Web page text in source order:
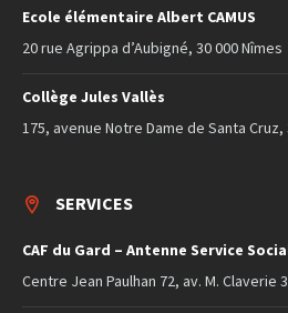
Ecole élémentaire Albert CAMUS
20 rue Agrippa d’Aubigné, 30 000 Nîmes
Collège Jules Vallès
175, avenue Notre Dame de Santa Cruz,
SERVICES
CAF du Gard – Antenne Service
Centre Jean Paulhan 72, av. M. Claverie